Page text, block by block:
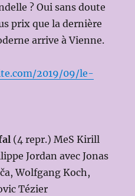
? Oui sans doute
prix que la dernière
arrive à Vienne.
2019/09/le-
(4 repr.) MeS Kirill
Jordan avec Jonas
Wolfgang Koch,
Tézier